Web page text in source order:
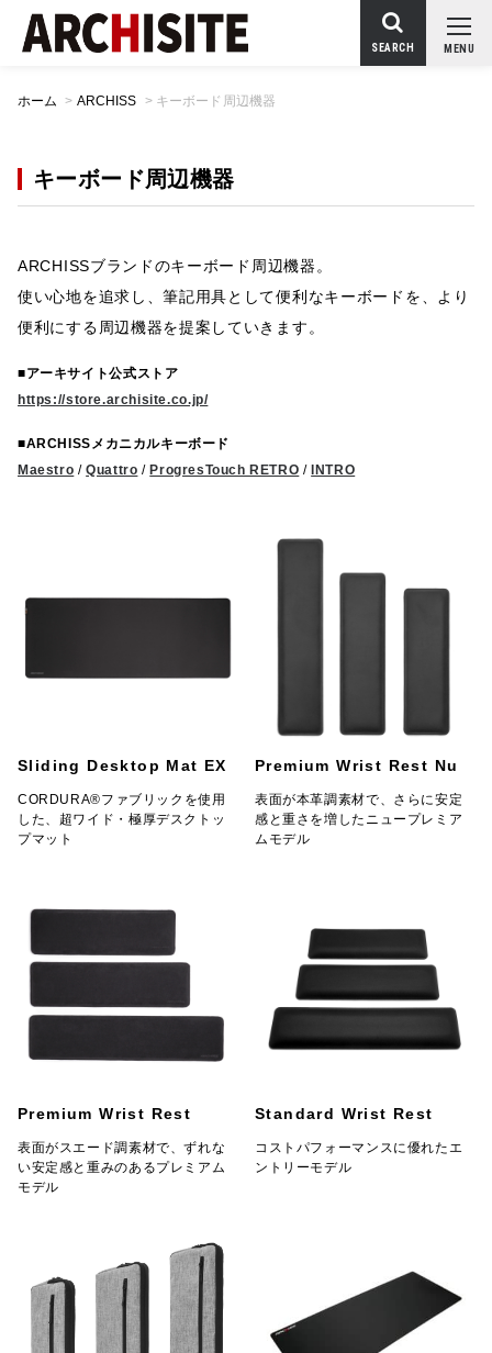
MENU
SEARCH
ホーム > ARCHISS > キーボード周辺機器
キーボード周辺機器
ARCHISSブランドのキーボード周辺機器。
使い心地を追求し、筆記用具として便利なキーボードを、より
便利にする周辺機器を提案していきます。
■アーキサイト公式ストア
https://store.archisite.co.jp/
■ARCHISSメカニカルキーボード
Maestro /Quattro / ProgresTouch RETRO / INTRO
Sliding Desktop Mat EX
CORDURA®ファブリックを使用
した、超ワイド・極厚デスクトッ
プマット
Premium Wrist Rest Nu
表面が本革調素材で、さらに安定
感と重さを増したニュープレミア
ムモデル
Premium Wrist Rest
表面がスエード調素材で、ずれな
い安定感と重みのあるプレミアム
モデル
Standard Wrist Rest
コストパフォーマンスに優れたエ
ントリーモデル